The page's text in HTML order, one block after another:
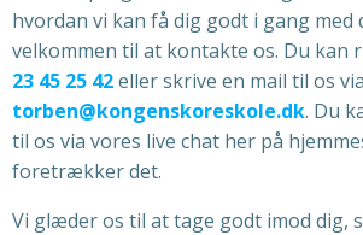
hvordan vi kan få dig godt i gang
velkommen til at kontakte os. Du kan
23 45 25 42eller skrive en mail til os via
torben@kongenskoreskole.dk. Du
til os via vores live chat her på
foretrækker det.
Vi glæder os til at tage godt imod dig,